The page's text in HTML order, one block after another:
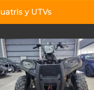
y UTVs